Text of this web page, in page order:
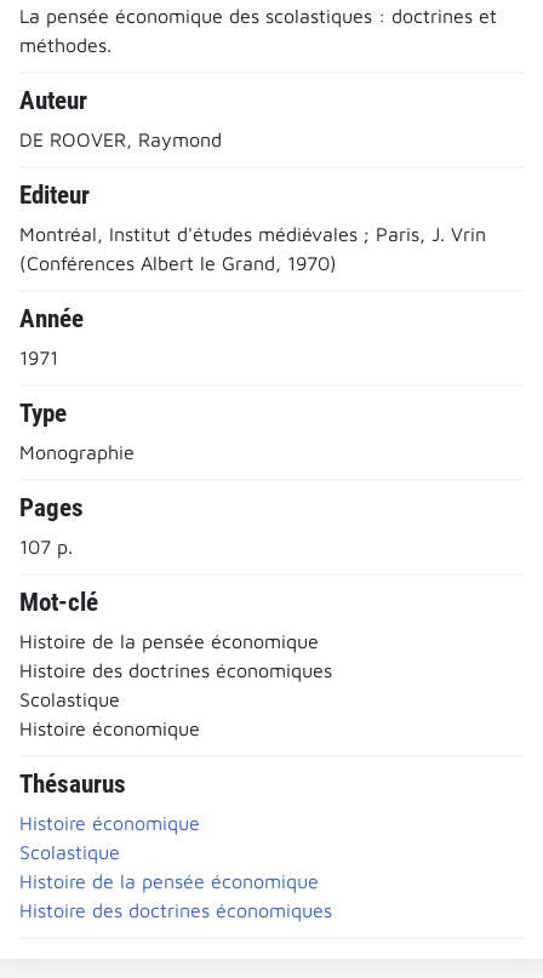
La pensée économique des scolastiques : doctrines et
méthodes.
Auteur
DE ROOVER, Raymond
Editeur
Montréal, Institut d'études médiévales ; Paris, J. Vrin
(Conférences Albert le Grand, 1970)
Année
1971
Type
Monographie
Pages
107 p.
Mot-clé
Histoire de la pensée économique
Histoire des doctrines économiques
Scolastique
Histoire économique
Thésaurus
Histoire économique
Scolastique
Histoire de la pensée économique
Histoire des doctrines économiques